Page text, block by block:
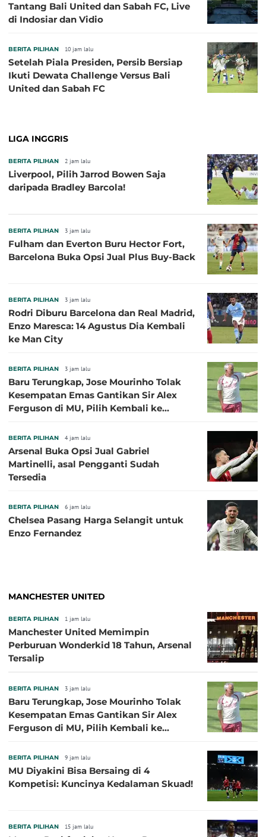
Tantang Bali United dan Sabah FC, Live
di Indosiar dan Vidio
BERITA PILIHAN 10 jam lalu
Setelah Piala Presiden, Persib Bersiap
Ikuti Dewata Challenge Versus Bali
United dan Sabah FC
LIGA INGGRIS
BERITA PILIHAN 2 jam lalu
Liverpool, Pilih Jarrod Bowen Saja
daripada Bradley Barcola!
BERITA PILIHAN 3 jam lalu
Fulham dan Everton Buru Hector Fort,
Barcelona Buka Opsi Jual Plus Buy-Back
BERITA PILIHAN 3 jam lalu
Rodri Diburu Barcelona dan Real Madrid,
Enzo Maresca: 14 Agustus Dia Kembali
ke Man City
BERITA PILIHAN 3 jam lalu
Baru Terungkap, Jose Mourinho Tolak
Kesempatan Emas Gantikan Sir Alex
Ferguson di MU, Pilih Kembali ke
BERITA PILIHAN 4 jam lalu
Arsenal Buka Opsi Jual Gabriel
Martinelli, asal Pengganti Sudah
Tersedia
BERITA PILIHAN 6 jam lalu
Chelsea Pasang Harga Selangit untuk
Enzo Fernandez
MANCHESTER UNITED
BERITA PILIHAN 1 jam lalu
Manchester United Memimpin
Perburuan Wonderkid 18 Tahun, Arsenal
Tersalip
BERITA PILIHAN 3 jam lalu
Baru Terungkap, Jose Mourinho Tolak
Kesempatan Emas Gantikan Sir Alex
Ferguson di MU, Pilih Kembali ke
BERITA PILIHAN 9 jam lalu
MU Diyakini Bisa Bersaing di 4
Kompetisi: Kuncinya Kedalaman Skuad!
BERITA PILIHAN 15 jam lalu